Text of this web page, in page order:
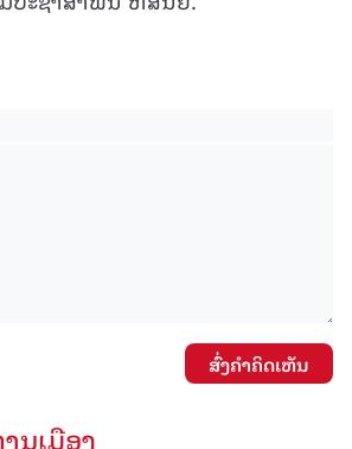
ສົ່ງຄໍາຄິດເຫັນ
ນເມືອງ